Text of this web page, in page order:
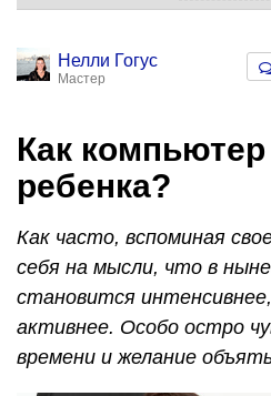
Нелли Гогус
Мастер
Как
ребенка?
Как часто, вспоминая
себя на мысли, что в
становится
активнее. Особо остро
времени и желание